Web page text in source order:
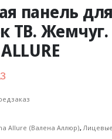
панель для
ТВ. Жемчуг.
Allure (Валена Аллюр),